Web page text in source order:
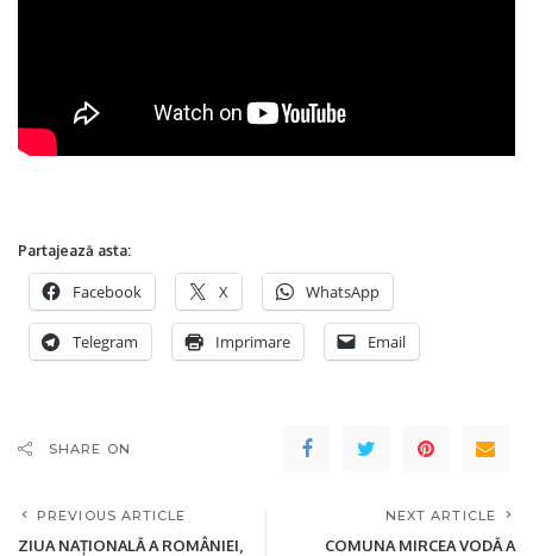
Partajează asta:
Facebook X WhatsApp
Telegram Imprimare Email
SHARE ON
PREVIOUS ARTICLE
ZIUA NAȚIONALĂ A ROMÂNIEI,
NEXT ARTICLE
COMUNA MIRCEA VODĂ A